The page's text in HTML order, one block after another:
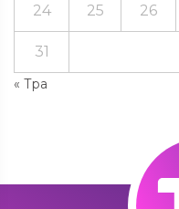
« Тра
24 25 26
31